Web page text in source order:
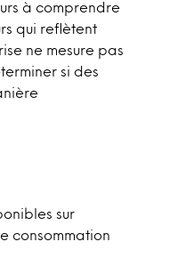
à comprendre
qui reflètent
ne mesure pas
si des
sur
consommation